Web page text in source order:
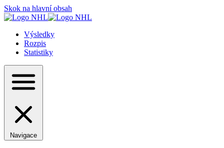
Skok na hlavní obsah
Výsledky
Rozpis
Statistiky
Navigace